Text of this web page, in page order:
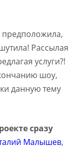
предположила,
Рассылая
услуги?!
шоу,
данную тему
сразу
Малышев,